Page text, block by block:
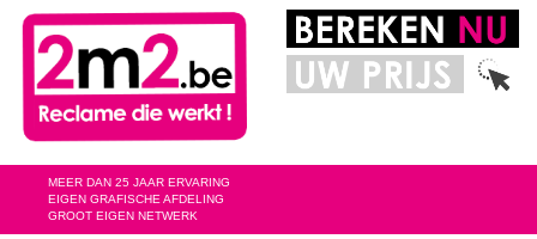
MEER DAN 25 JAAR ERVARING
EIGEN GRAFISCHE AFDELING
GROOT EIGEN NETWERK